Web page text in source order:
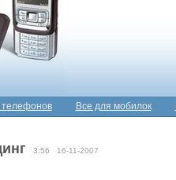
Все для мобилок
3:56 16-11-2007